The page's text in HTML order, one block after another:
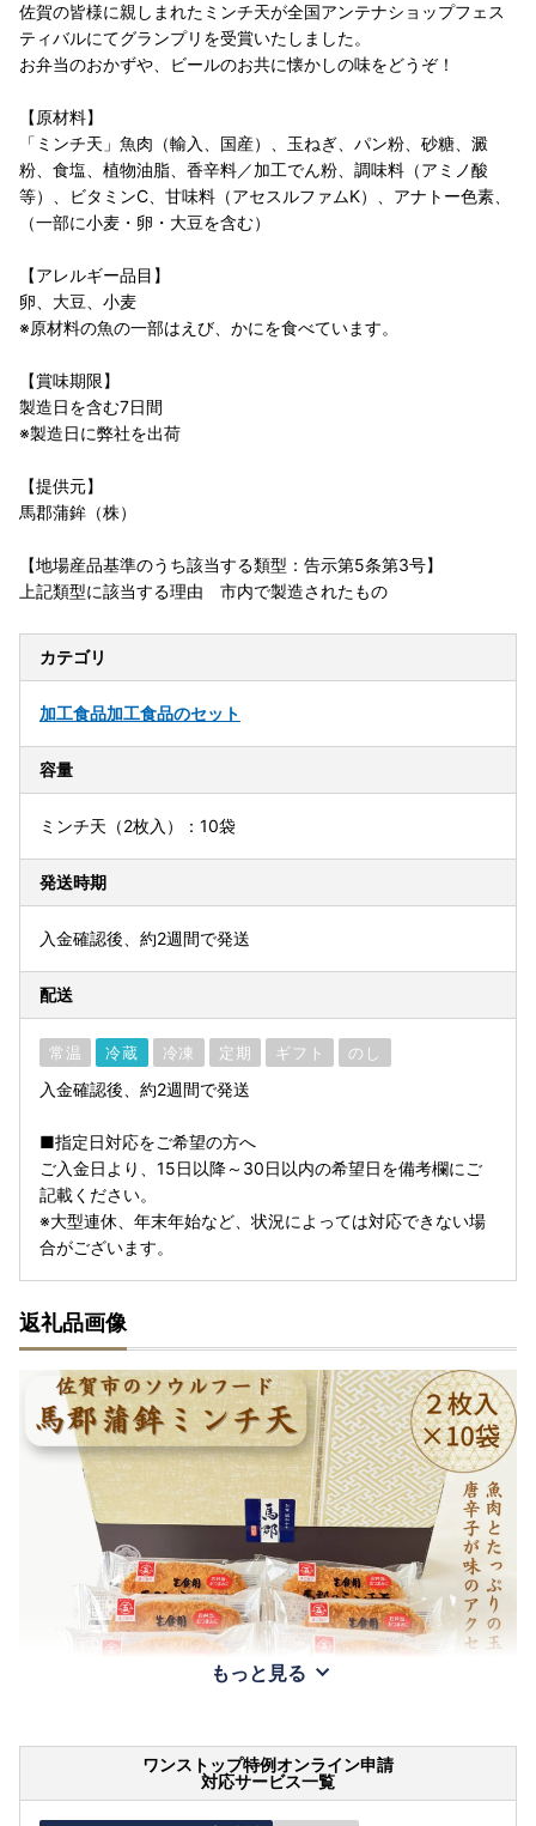
佐賀の皆様に親しまれたミンチ天が全国アンテナショップフェス
ティバルにてグランプリを受賞いたしました。
お弁当のおかずや、ビールのお共に懐かしの味をどうぞ！
【原材料】
「ミンチ天」魚肉（輸入、国産）、玉ねぎ、パン粉、砂糖、澱
粉、食塩、植物油脂、香辛料／加工でん粉、調味料（アミノ酸
等）、ビタミンC、甘味料（アセスルファムK）、アナトー色素、
（一部に小麦・卵・大豆を含む）
【アレルギー品目】
卵、大豆、小麦
※原材料の魚の一部はえび、かにを食べています。
【賞味期限】
製造日を含む7日間
※製造日に弊社を出荷
【提供元】
馬郡蒲鉾（株）
【地場産品基準のうち該当する類型：告示第5条第3号】
上記類型に該当する理由 市内で製造されたもの
カテゴリ
加工食品加工食品のセット
容量
ミンチ天（2枚入）：10袋
発送時期
入金確認後、約2週間で発送
配送
常温 冷蔵 冷凍 定期 ギフト のし
入金確認後、約2週間で発送
■指定日対応をご希望の方へ
ご入金日より、15日以降～30日以内の希望日を備考欄にご
記載ください。
※大型連休、年末年始など、状況によっては対応できない場
合がございます。
返礼品画像
もっと見る
ワンストップ特例オンライン申請
対応サービス一覧